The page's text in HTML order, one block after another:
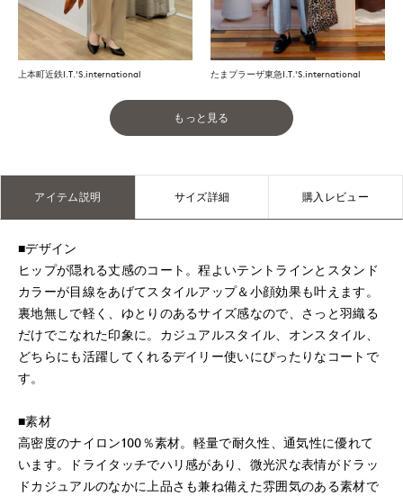
上本町近鉄I.T.'S.international たまプラーザ東急I.T.'S.international
もっと見る
アイテム説明 サイズ詳細 購入レビュー
■デザイン
ヒップが隠れる丈感のコート。程よいテントラインとスタンド
カラーが目線をあげてスタイルアップ＆小顔効果も叶えます。
裏地無しで軽く、ゆとりのあるサイズ感なので、さっと羽織る
だけでこなれた印象に。カジュアルスタイル、オンスタイル、
どちらにも活躍してくれるデイリー使いにぴったりなコートで
す。
■素材
高密度のナイロン100％素材。軽量で耐久性、通気性に優れて
います。ドライタッチでハリ感があり、微光沢な表情がドラッ
ドカジュアルのなかに上品さも兼ね備えた雰囲気のある素材で